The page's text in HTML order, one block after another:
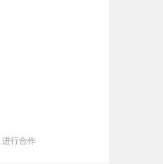
进行合作